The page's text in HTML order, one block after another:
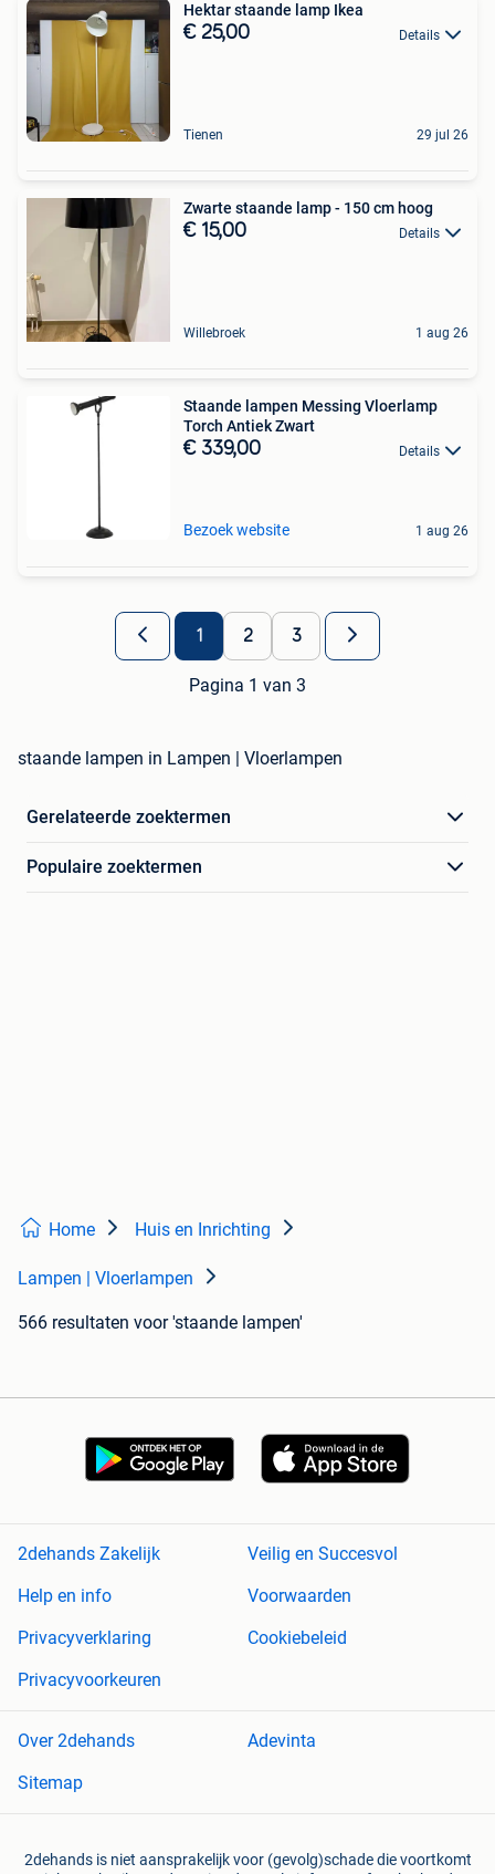
Hektar staande lamp Ikea
€ 25,00 Details
Tienen 29 jul 26
Zwarte staande lamp - 150 cm hoog
€ 15,00 Details
Willebroek 1 aug 26
Staande lampen Messing Vloerlamp
Torch Antiek Zwart
€ 339,00 Details
Bezoek website 1 aug 26
1 2 3
Pagina 1 van 3
staande lampen in Lampen | Vloerlampen
Gerelateerde zoektermen
Populaire zoektermen
Home Huis en Inrichting
Lampen | Vloerlampen
566 resultaten voor 'staande lampen'
2dehands Zakelijk
Veilig en Succesvol
Help en info
Voorwaarden
Privacyverklaring
Cookiebeleid
Privacyvoorkeuren
Over 2dehands
Adevinta
Sitemap
2dehands is niet aansprakelijk voor (gevolg)schade die voortkomt